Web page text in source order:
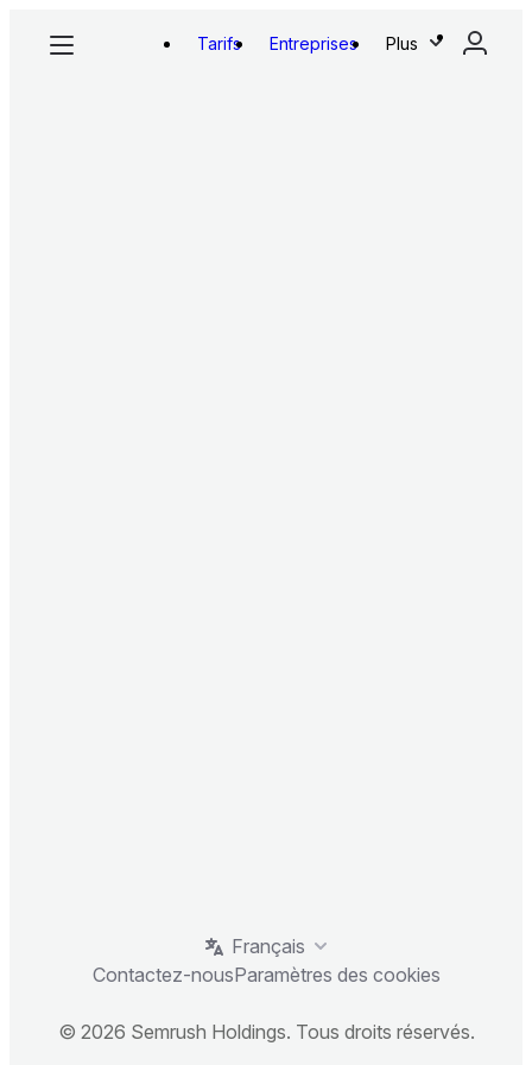
Tarifs Entreprises Plus
Français
Contactez-nousParamètres des cookies
© 2026 Semrush Holdings. Tous droits réservés.